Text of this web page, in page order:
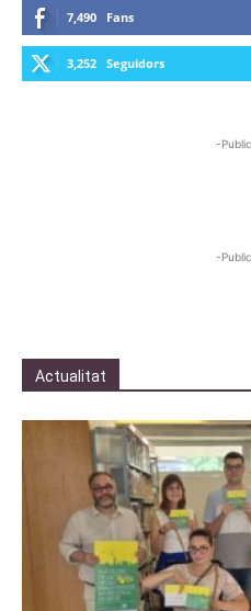
7,490 Fans
3,252 Seguidors
-
-
Actualitat